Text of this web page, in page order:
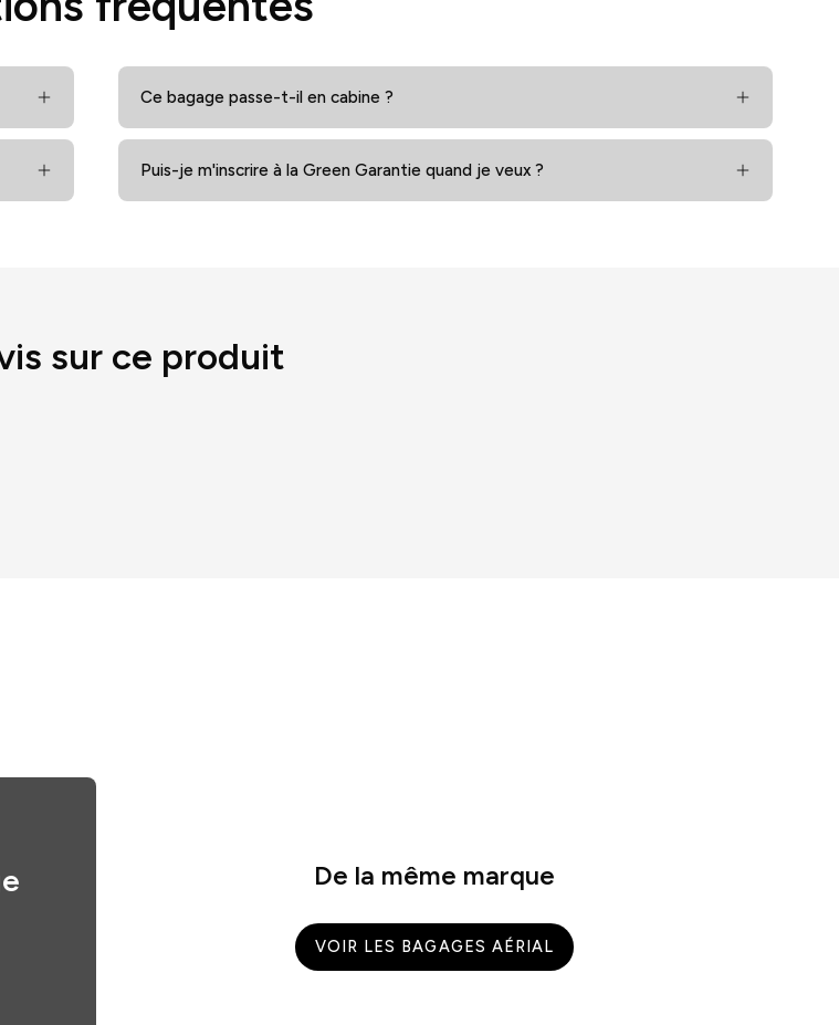
Ce bagage passe-t-il en cabine ?
Puis-je m'inscrire à la Green Garantie quand je veux ?
sur ce produit
De la même marque
VOIR LES BAGAGES AÉRIAL